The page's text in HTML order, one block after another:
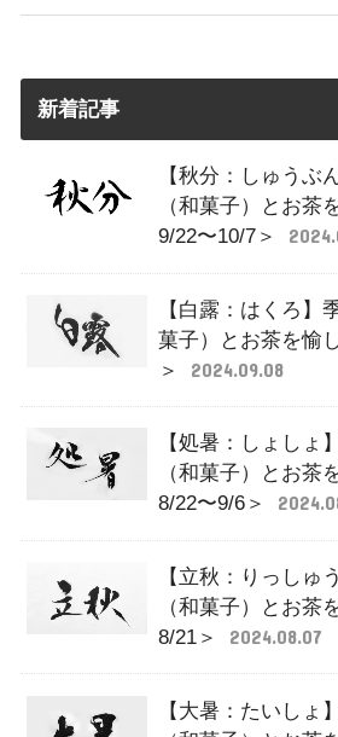
新着記事
【秋分：しゅうぶ
（和菓子）とお茶
9/22〜10/7＞
【白露：はくろ】
菓子）とお茶を愉
＞
2024.09.08
【処暑：しょしょ
（和菓子）とお茶
8/22〜9/6＞
【立秋：りっしゅ
（和菓子）とお茶
8/21＞
2024.08.07
【大暑：たいしょ